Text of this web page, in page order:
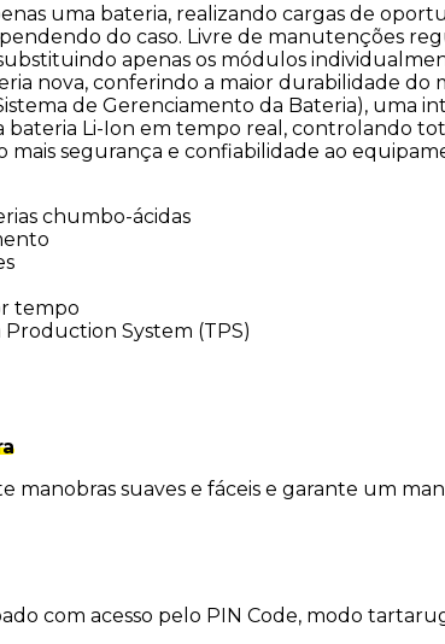
uma bateria, realizando cargas de
do caso. Livre de manutenções
apenas os módulos
nova, conferindo a maior durabilidade do
de Gerenciamento da Bateria), uma
Li-Ion em tempo real, controlando
segurança e confiabilidade ao
chumbo-ácidas
tempo
System (TPS)
manobras suaves e fáceis e garante um
com acesso pelo PIN Code, modo